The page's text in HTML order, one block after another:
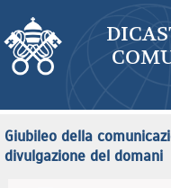
Giubileo della
divulgazione del domani